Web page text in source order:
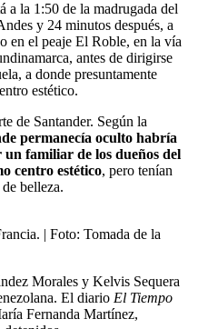
la 1:50 de la madrugada del
y 24 minutos después, a
en el peaje El Roble, en la vía
antes de dirigirse
a donde presuntamente
estético.
de Santander. Según la
permanecía oculto habría
familiar de los dueños del
centro estético, pero tenían
belleza.
| Foto: Tomada de la
Morales y Kelvis Sequera
El diario El Tiempo
Fernanda Martínez,